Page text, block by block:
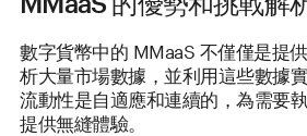
數字貨幣中的 MMaaS 不僅僅是提
析大量市場數據，並利用這些數據
流動性是自適應和連續的，為需要
提供無縫體驗。